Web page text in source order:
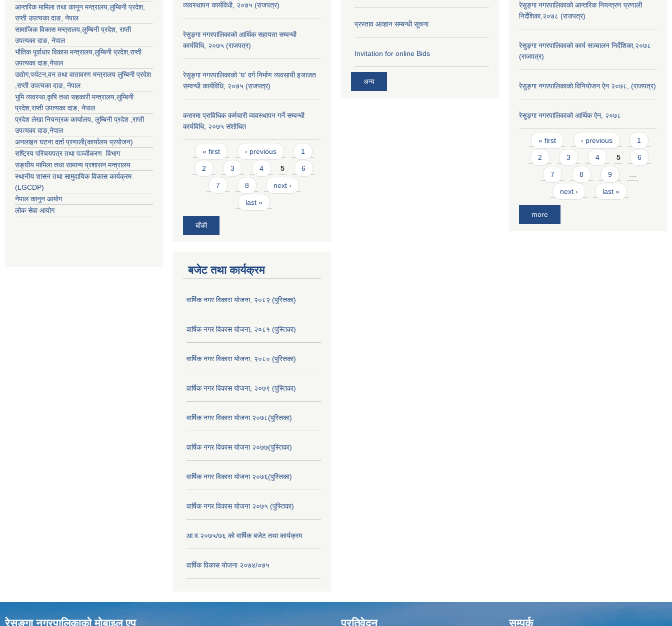
आन्तरिक मामिला तथा कानून मन्त्रालय, लुम्बिनी प्रदेश
राप्ती उपत्यका दाङ , नेपाल
सामाजिक विकास मन्त्रालय, लुम्बिनी प्रदेश राप्ती
उपत्यका दाङ , नेपाल
भौतिक पूर्वाधार विकास मन्त्रालय, लुम्बिनी प्रदेश राप्ती
उपत्यका दाङ ,नेपाल
उद्याेग,पर्यटन,वन तथा वातावरण मन्त्रालय लुम्बिनी प्रदेश
राप्ती उपत्यका दाङ , नेपाल
भुमि व्यवस्था,कृषि तथा सहकारी मन्त्रालय, लुम्बिनी
प्रदेश राप्ती उपत्यका दाङ , नेपाल
प्रदेश लेखा नियन्त्रक कार्यालय, लुम्बिनी प्रदेश राप्ती
उपत्यका दाङ ,नेपाल
अनलाइन घटना दर्ता प्रणाली(कार्यालय प्रयोजन)
राष्ट्रिय परिचयपत्र तथा पञ्जीकरण विभाग
सङ्घीय मामिला तथा सामान्य प्रशासन मन्त्रालय
स्थानीय शासन तथा सामुदायिक विकास कार्यक्रम
(LGCDP)
नेपाल कानुन आयोग
लोक सेवा आयोग
व्यवस्थापन कार्यविधी, २०७५ (राजपत्र)
रेसुङ्गा नगरपालिकाको आर्थिक सहायता सम्वन्धी
कार्यविधि, २०७५ (राजपत्र)
रेसुङ्गा नगरपालिकाको ‘घ’ वर्ग निर्माण व्यवसायी इजाजत
सम्वन्धी कार्यविधि, २०७५ (राजपत्र)
करारमा प्राविधिक कर्मचारी व्यवस्थापन गर्ने सम्वन्धी
कार्यविधि, २०७५ संशोधित
Pages
« first ‹ previous 1
2 3 4 5 6
7 8 next ›
last »
बाँकी
बजेट तथा कार्यक्रम
वार्षिक नगर विकास योजना, २०८२ (पुस्तिका)
वार्षिक नगर विकास योजना, २०८१ (पुस्तिका)
वार्षिक नगर विकास योजना, २०८० (पुस्तिका)
वार्षिक नगर विकास योजना, २०७९ (पुस्तिका)
वार्षिक नगर विकास योजना २०७८(पुस्तिका)
वार्षिक नगर विकास योजना २०७७(पुस्तिका)
वार्षिक नगर विकास योजना २०७६(पुस्तिका)
वार्षिक नगर विकास योजना २०७५ (पुस्तिका)
आ.व.२०७५/७६ को वार्षिक बजेट तथा कार्यक्रम
वार्षिक विकास योजना २०७४/०७५
प्रस्ताव आव्हान सम्बन्धी सूचना
Invitation for online Bids
अन्य
रेसुङ्गा नगरपालिकाको आन्तरिक नियन्त्रण प्रणाली
निर्देशिका,२०७८ (राजपत्र)
रेसुङ्गा नगरपालिकाको कार्य सञ्चालन निर्देशिका,२०७८
(राजपत्र)
रेसुङ्गा नगरपालिकाको विनियोजन ऐन २०७८, (राजपत्र)
रेसुङ्गा नगरपालिकाको आर्थिक ऐन, २०७८
Pages
« first ‹ previous 1
2 3 4 5 6
7 8 9
next › last »
more
रेसुङ्गा नगरपालिकाकाे माेबाइल एप प्रतिवेदन सम्पर्क